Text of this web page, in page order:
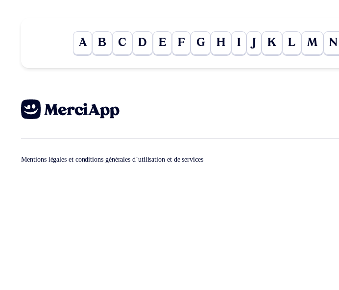
A B C D E F G H I K L M N
Mentions légales et conditions générales d’utilisation et de services